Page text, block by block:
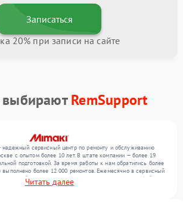
Записаться
20% при записи на сайте
RemSupport
сервисный центр по ремонту и обслуживанию
с опытом более 10 лет. В штате компании — более 19
подготовкой. За время работы к нам обратились более
выполнено более 12 000 ремонтов. Ежемесячно в сервисный
300 устройств, включая , , . Мы устраняем поломки любой
высокий стандарт качества благодаря использованию
Читать далее